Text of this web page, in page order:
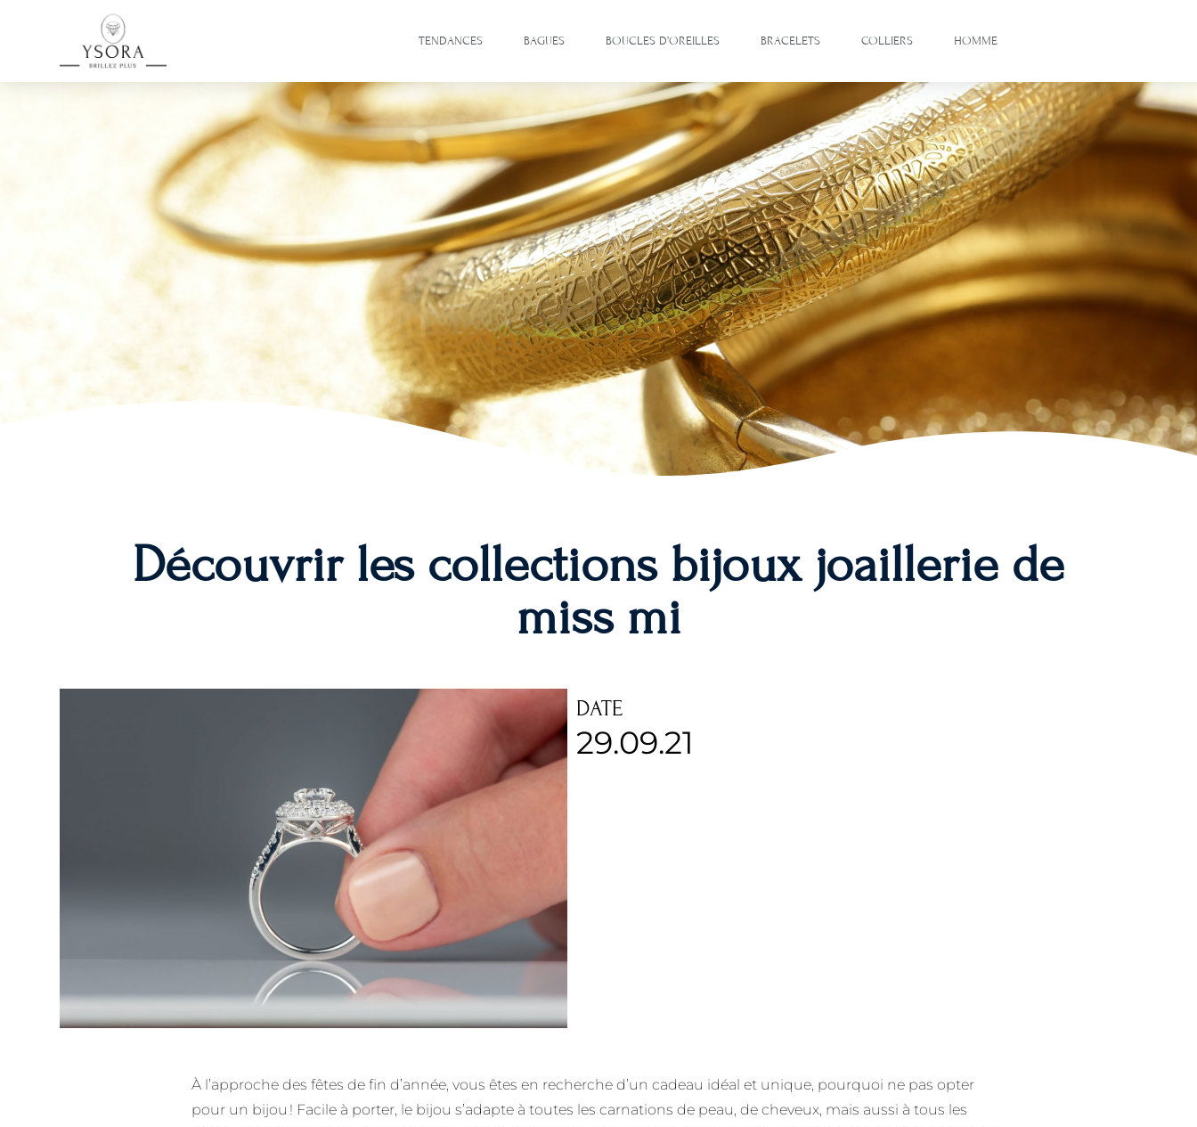
TENDANCES BAGUES BOUCLES D’OREILLES BRACELETS COLLIERS HOMME
Découvrir les collections bijoux joaillerie de
miss mi
DATE
29.09.21
À l’approche des fêtes de fin d’année, vous êtes en recherche d’un cadeau idéal et unique, pourquoi ne pas opter
pour un bijou ! Facile à porter, le bijou s’adapte à toutes les carnations de peau, de cheveux, mais aussi à tous les